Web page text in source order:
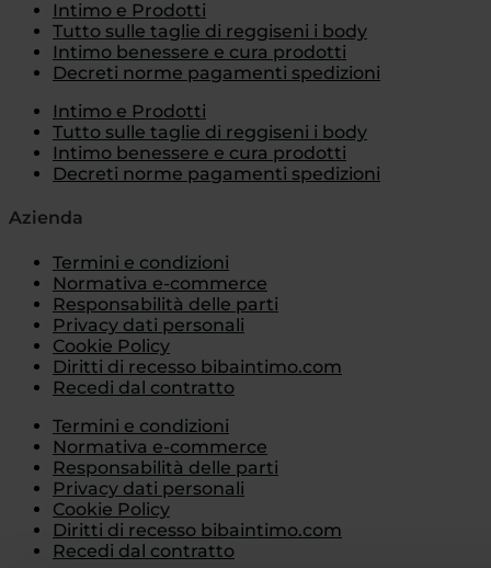
Intimo e Prodotti
Tutto sulle taglie di reggiseni i body
Intimo benessere e cura prodotti
Decreti norme pagamenti spedizioni
Intimo e Prodotti
Tutto sulle taglie di reggiseni i body
Intimo benessere e cura prodotti
Decreti norme pagamenti spedizioni
Azienda
Termini e condizioni
Normativa e-commerce
Responsabilità delle parti
Privacy dati personali
Cookie Policy
Diritti di recesso bibaintimo.com
Recedi dal contratto
Termini e condizioni
Normativa e-commerce
Responsabilità delle parti
Privacy dati personali
Cookie Policy
Diritti di recesso bibaintimo.com
Recedi dal contratto